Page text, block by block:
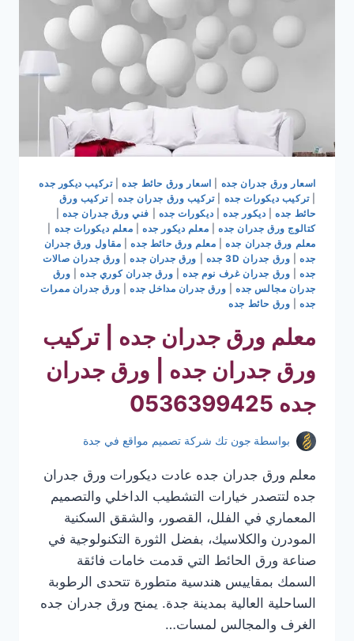
مرايات
جده
0536399425
اسعار ورق جدران جده اسعار ورق حائط جده|تركيب ديكور جده
|تركيب ديكورات جده |تركيب ورق جدران جده |تركيب ورق
حائط جده| ديكور جده| ديكورات جده فني ورق جدران جده
كتالوج ورق جدران جده| معلم ديكور جده معلم ديكورات جده
معلم ورق جدران جده| معلم ورق حائط جده| مقاول ورق جدران
جده| ورق جدران 3D جده ورق جدران جده| ورق جدران صالات
جده| ورق جدران غرف نوم جده ورق جدران كوري جده| ورق
جدران مجالس جده| ورق جدران مداخل جده
ورق جدران ممرات
جده| ورق حائط جده
معلم ورق جدران جده | تركيب
ورق جدران جده | ورق جدران
جده 0536399425
بواسطة جون تك شركة تصميم مواقع في جدة
معلم ورق جدران جده عادت ديكورات ورق جدران
جده لتتصدر خيارات التشطيب الداخلي والتصميم
المعماري في الفلل، القصور، والشقق السكنية
المودرن والكلاسيك، بفضل الثورة التكنولوجية في
صناعة ورق الحائط التي قدمت خامات فائقة
السمك بمقاييس هندسية متطورة تتحدى الرطوبة
الساحلية العالية بمدينة جدة. يمنح ورق جدران جده
الغرف والمجالس لمسات…